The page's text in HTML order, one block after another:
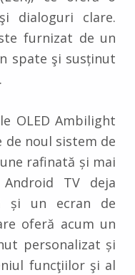
dialoguri clare.
furnizat de un
spate şi susținut
OLED Ambilight
de noul sistem de
rafinată și mai
TV deja
și un ecran de
oferă acum un
personalizat și
funcţiilor şi al